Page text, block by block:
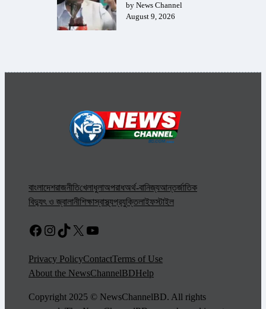
by News Channel
August 9, 2026
বাংলাদেশরাজনীতিখেলাধুলাঅপরাধঅর্থ-বানিজ্যআন্তর্জাতিক
বিদ্যুৎ ও জ্বালানীশিক্ষাস্বাস্থ্যপ্রযুক্তিলাইফস্টাইল
Facebook
Instagram
TikTok
X YouTube
Privacy PolicyContactTerms of Use
About the NewsChannelBDHelp
Copyright 2025 © NewsChannelBD. All rights